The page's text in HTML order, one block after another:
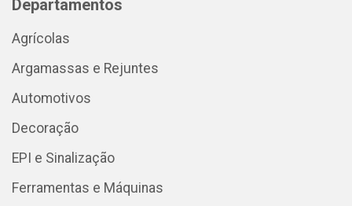
Departamentos
Agrícolas
Argamassas e Rejuntes
Automotivos
Decoração
EPI e Sinalização
Ferramentas e Máquinas